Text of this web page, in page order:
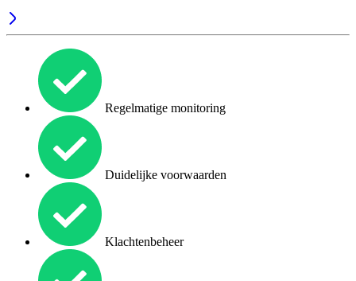
Regelmatige monitoring
Duidelijke voorwaarden
Klachtenbeheer